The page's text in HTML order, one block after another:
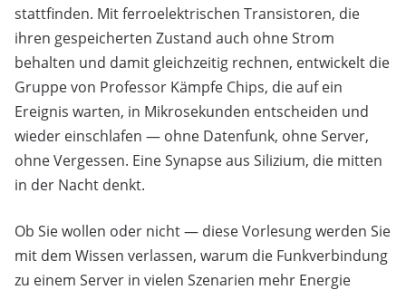
stattfinden. Mit ferroelektrischen Transistoren, die
ihren gespeicherten Zustand auch ohne Strom
behalten und damit gleichzeitig rechnen, entwickelt die
Gruppe von Professor Kämpfe Chips, die auf ein
Ereignis warten, in Mikrosekunden entscheiden und
wieder einschlafen — ohne Datenfunk, ohne Server,
ohne Vergessen. Eine Synapse aus Silizium, die mitten
in der Nacht denkt.
Ob Sie wollen oder nicht — diese Vorlesung werden Sie
mit dem Wissen verlassen, warum die Funkverbindung
zu einem Server in vielen Szenarien mehr Energie